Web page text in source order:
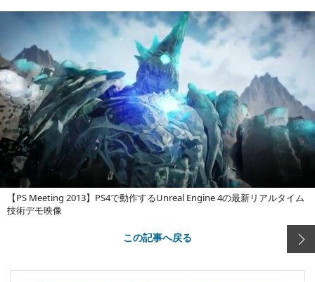
【PS Meeting 2013】PS4で動作するUnreal Engine 4の最新リアルタイム
技術デモ映像
この記事へ戻る